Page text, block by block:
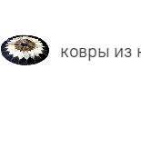
ковры из